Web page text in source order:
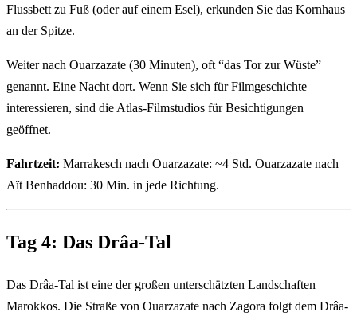
Flussbett zu Fuß (oder auf einem Esel), erkunden Sie das Kornhaus
an der Spitze.
Weiter nach Ouarzazate (30 Minuten), oft “das Tor zur Wüste”
genannt. Eine Nacht dort. Wenn Sie sich für Filmgeschichte
interessieren, sind die Atlas-Filmstudios für Besichtigungen
geöffnet.
Fahrtzeit: Marrakesch nach Ouarzazate: ~4 Std. Ouarzazate nach
Aït Benhaddou: 30 Min. in jede Richtung.
Tag 4: Das Drâa-Tal
Das Drâa-Tal ist eine der großen unterschätzten Landschaften
Marokkos. Die Straße von Ouarzazate nach Zagora folgt dem Drâa-